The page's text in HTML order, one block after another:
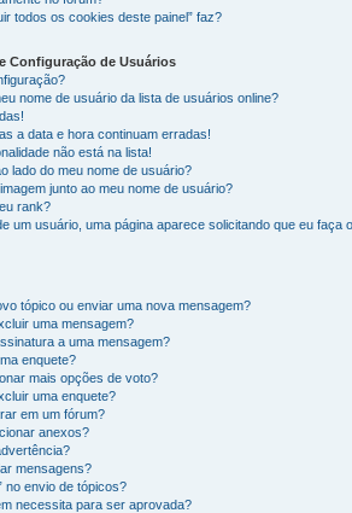
todos os cookies deste painel” faz?
Configuração de Usuários
nome de usuário da lista de usuários online?
a data e hora continuam erradas!
não está na lista!
lado do meu nome de usuário?
junto ao meu nome de usuário?
rank?
um usuário, uma página aparece solicitando que eu faça o
tópico ou enviar uma nova mensagem?
uma mensagem?
a uma mensagem?
enquete?
mais opções de voto?
uma enquete?
em um fórum?
anexos?
mensagens?
no envio de tópicos?
necessita para ser aprovada?